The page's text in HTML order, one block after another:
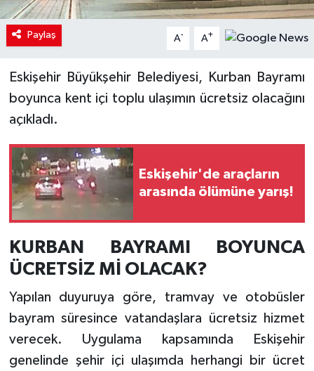
Paylaş A- A+
Eskişehir Büyükşehir Belediyesi, Kurban Bayramı
boyunca kent içi toplu ulaşımın ücretsiz olacağını
açıkladı.
Eskişehir'de araçların
arasında ölümüne yarış!
KURBAN BAYRAMI BOYUNCA
ÜCRETSİZ Mİ OLACAK?
Yapılan duyuruya göre, tramvay ve otobüsler
bayram süresince vatandaşlara ücretsiz hizmet
verecek. Uygulama kapsamında Eskişehir
genelinde şehir içi ulaşımda herhangi bir ücret